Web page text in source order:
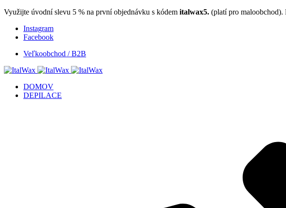
Využijte úvodní slevu 5 % na první objednávku s kódem italwax5. (platí pro
Instagram
Facebook
Veľkoobchod / B2B
DOMOV
DEPILACE